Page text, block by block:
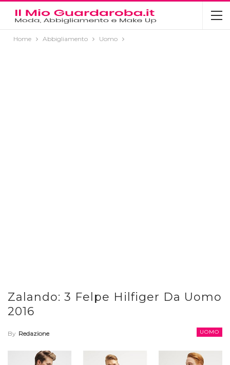
Home Abbigliamento Uomo
Zalando: 3 Felpe Hilfiger Da Uomo
2016
UOMO
By Redazione